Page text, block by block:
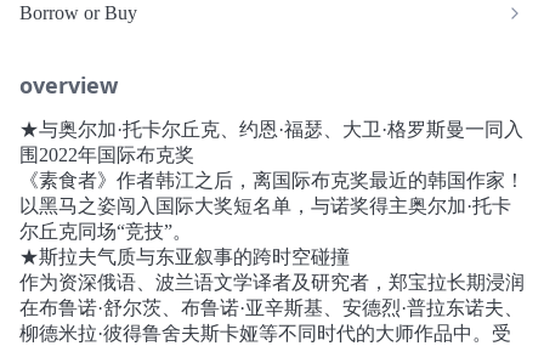
Borrow or Buy
overview
★与奥尔加·托卡尔丘克、约恩·福瑟、大卫·格罗斯曼一同入
围2022年国际布克奖
《素食者》作者韩江之后，离国际布克奖最近的韩国作家！
以黑马之姿闯入国际大奖短名单，与诺奖得主奥尔加·托卡
尔丘克同场“竞技”。
★斯拉夫气质与东亚叙事的跨时空碰撞
作为资深俄语、波兰语文学译者及研究者，郑宝拉长期浸润
在布鲁诺·舒尔茨、布鲁诺·亚辛斯基、安德烈·普拉东诺夫、
柳德米拉·彼得鲁舍夫斯卡娅等不同时代的大师作品中。受